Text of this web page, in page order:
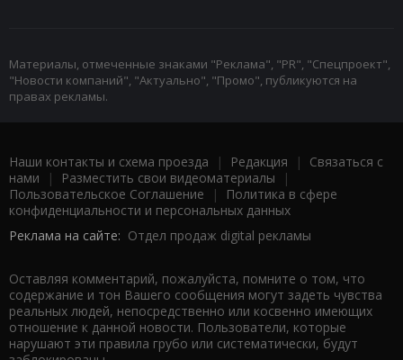
Материалы, отмеченные знаками "Реклама", "PR", "Спецпроект",
"Новости компаний", "Актуально", "Промо", публикуются на
правах рекламы.
Наши контакты и схема проезда | Редакция | Связаться с
нами | Разместить свои видеоматериалы |
Пользовательское Соглашение |
Политика в сфере
конфиденциальности и персональных данных
Реклама на сайте: Отдел продаж digital рекламы
Оставляя комментарий, пожалуйста, помните о том, что
содержание и тон Вашего сообщения могут задеть чувства
реальных людей, непосредственно или косвенно имеющих
отношение к данной новости. Пользователи, которые
нарушают эти правила грубо или систематически, будут